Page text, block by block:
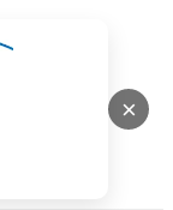
×